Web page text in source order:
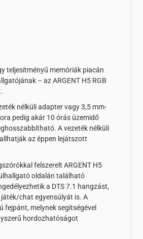
teljesítményű memóriák piacán
– az ARGENT H5 RGB
nélküli adapter vagy 3,5 mm-
pedig akár 10 órás üzemidő
A vezeték nélküli
az éppen lejátszott
felszerelt ARGENT H5
oldalán található
a DTS 7.1 hangzást,
chat egyensúlyát is. A
melynek segítségével
hordozhatóságot